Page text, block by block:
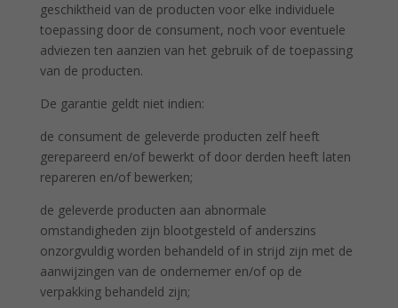
geschiktheid van de producten voor elke individuele
toepassing door de consument, noch voor eventuele
adviezen ten aanzien van het gebruik of de toepassing
van de producten.
De garantie geldt niet indien:
de consument de geleverde producten zelf heeft
gerepareerd en/of bewerkt of door derden heeft laten
repareren en/of bewerken;
de geleverde producten aan abnormale
omstandigheden zijn blootgesteld of anderszins
onzorgvuldig worden behandeld of in strijd zijn met de
aanwijzingen van de ondernemer en/of op de
verpakking behandeld zijn;